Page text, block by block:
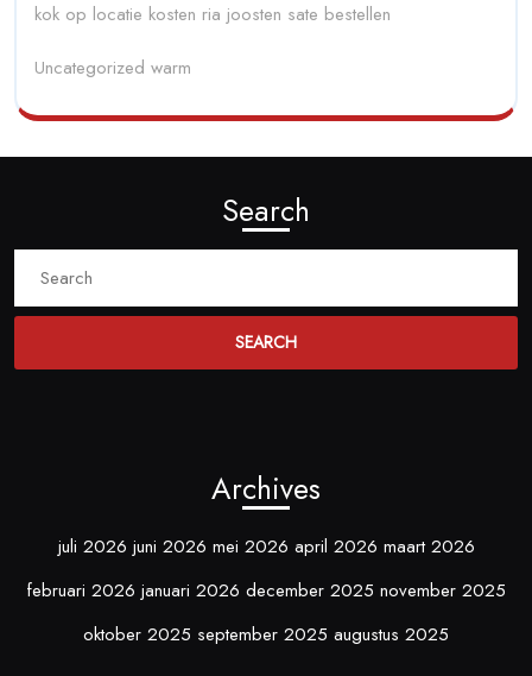
kok op locatie kosten ria joosten sate bestellen
Uncategorized warm
Search
For:
Archives
juli 2026 juni 2026 mei 2026 april 2026 maart 2026
februari 2026 januari 2026 december 2025 november 2025
oktober 2025 september 2025 augustus 2025